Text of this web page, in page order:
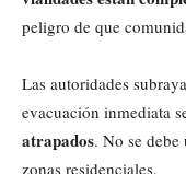
peligro de que
Las autoridades
evacuación inmediata
atrapados. No se debe
zonas residenciales.